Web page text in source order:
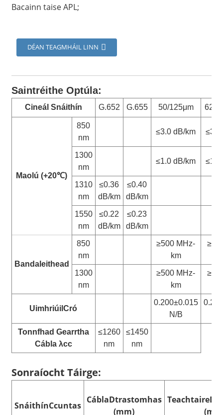
Bacainn taise APL;
DÉAN TEAGMHÁIL LINN
Saintréithe Optúla:
Cineál Snáithín G.652 G.655 50/125μm
Maolú (+20℃)
850
nm
≤3.0 dB/km ≤3.3
1300
nm
≤1.0 dB/km ≤1.0
1310
nm
≤0.36
dB/km
≤0.40
dB/km
1550
nm
≤0.22
dB/km
≤0.23
dB/km
Bandaleithead
850
nm
≥500 MHz-
km
1300
nm
≥500 MHz-
km
UimhriúilCró
0.200±0.015
N/B
Tonnfhad Gearrtha
Cábla λcc
≤1260
nm
≤1450
nm
Sonraíocht Táirge:
SnáithínCcuntas
CáblaDtrastomhas
(mm)
TeachtaireD